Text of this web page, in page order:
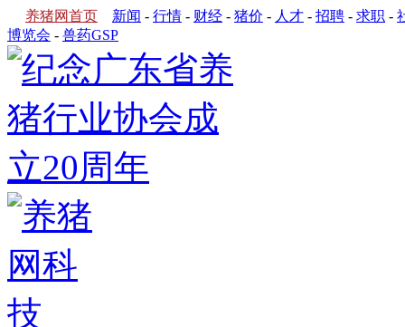
养猪网首页 新闻 - 行情 - 财经 - 猪价 - 人才 - 招聘 - 求职 -
博览会 - 兽药GSP